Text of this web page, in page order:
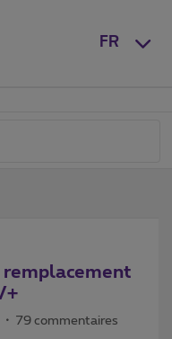
FR
79 commentaires